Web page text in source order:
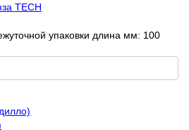
TECH
упаковки длина мм: 100